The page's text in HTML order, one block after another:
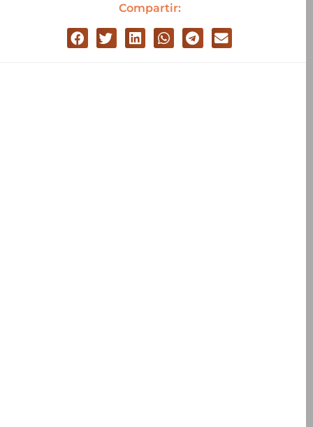
Compartir: